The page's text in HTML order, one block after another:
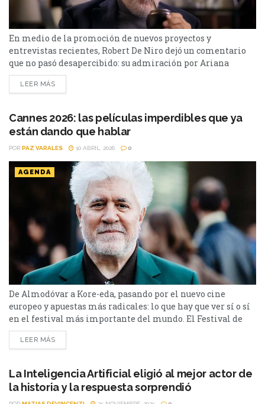
En medio de la promoción de nuevos proyectos y
entrevistas recientes, Robert De Niro dejó un comentario
que no pasó desapercibido: su admiración por Ariana
Grande. “Tiene algo especial” Consultado sobre nuevas
figuras de la industria, De Niro mencionó a Ariana Grande
medios, el actor valoró especialmente su capacidad para
moverse entre...
LEER MÁS
Cannes 2026: las películas imperdibles que ya
están dando que hablar
POR PAZ VARALES 10 ABRIL, 2026 0
AGENDA
De Almodóvar a Kore-eda, pasando por el nuevo cine
europeo y apuestas más radicales: lo que hay que ver sí o sí
en el festival más importante del mundo. El Festival de
Cannes vuelve a marcar el pulso del cine global con una
edición cargada de autores consagrados, nuevas voces y una
LEER MÁS
La Inteligencia Artificial eligió al mejor actor de
la historia y la respuesta sorprendió